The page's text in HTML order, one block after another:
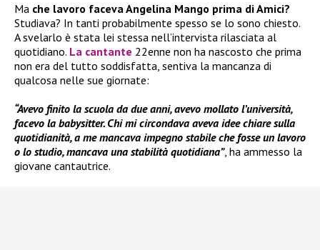
Ma che lavoro faceva Angelina Mango prima di Amici?
Studiava? In tanti probabilmente spesso se lo sono chiesto.
A svelarlo è stata lei stessa nell’intervista rilasciata al
quotidiano. La cantante 22enne non ha nascosto che prima
non era del tutto soddisfatta, sentiva la mancanza di
qualcosa nelle sue giornate:
“Avevo finito la scuola da due anni, avevo mollato l’università,
facevo la babysitter. Chi mi circondava aveva idee chiare sulla
quotidianità, a me mancava impegno stabile che fosse un lavoro
o lo studio, mancava una stabilità quotidiana”, ha ammesso la
giovane cantautrice.